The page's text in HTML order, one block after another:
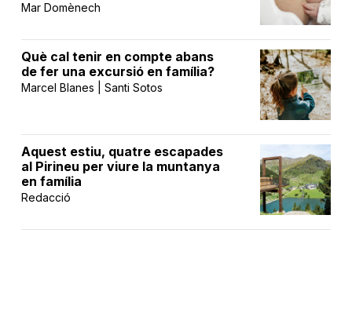
Mar Domènech
Què cal tenir en compte abans
de fer una excursió en família?
Marcel Blanes | Santi Sotos
Aquest estiu, quatre escapades
al Pirineu per viure la muntanya
en família
Redacció